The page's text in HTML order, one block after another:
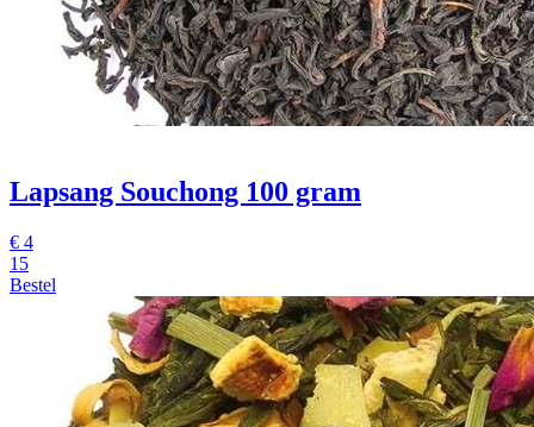
Lapsang Souchong 100 gram
€ 4
15
Bestel